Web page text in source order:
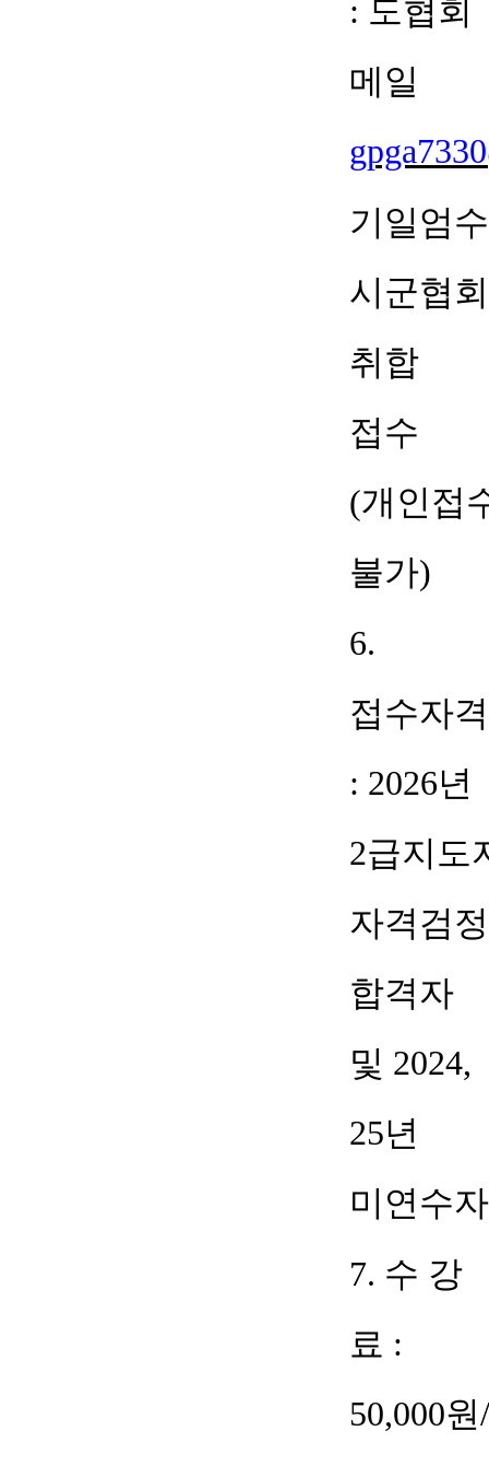
: 도협회
메일
기일엄수
시군협회
취합
접수
(개인접
불가)
6.
접수자격
: 2026년
2급지도
자격검정
합격자
및 2024,
25년
미연수자
7. 수 강
료 :
50,000원